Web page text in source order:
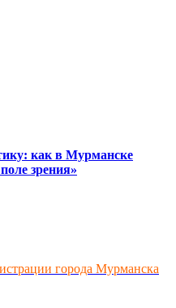
как в Мурманске
зрения»
города Мурманска